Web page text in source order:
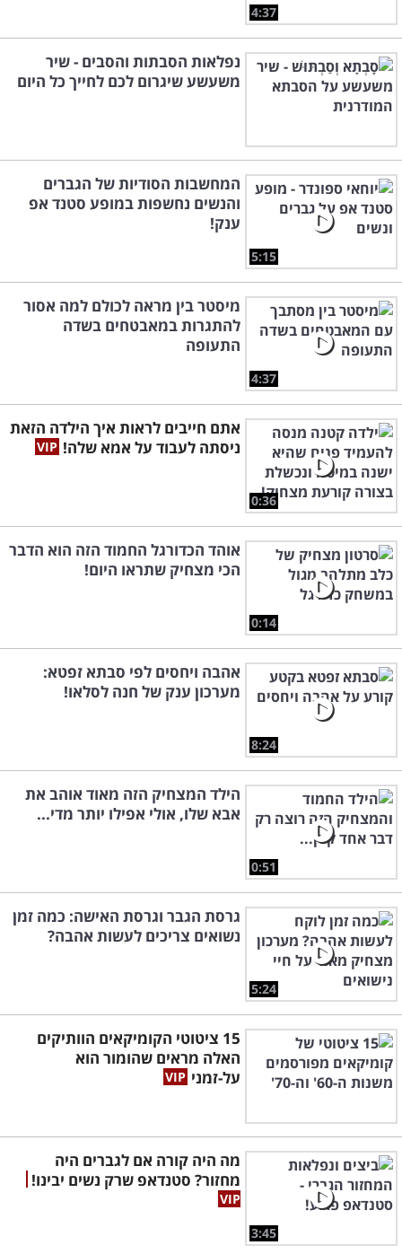
4:37
נפלאות הסבתות והסבים - שיר
משעשע שיגרום לכם לחייך כל היום
5:15
המחשבות הסודיות של הגברים
והנשים נחשפות במופע סטנד אפ
ענק!
4:37
מיסטר בין מראה לכולם למה אסור
להתגרות במאבטחים בשדה
התעופה
0:36
אתם חייבים לראות איך הילדה הזאת
ניסתה לעבוד על אמא שלה!
0:14
אוהד הכדורגל החמוד הזה הוא הדבר
הכי מצחיק שתראו היום!
8:24
אהבה ויחסים לפי סבתא זפטא:
מערכון ענק של חנה לסלאו!
0:51
הילד המצחיק הזה מאוד אוהב את
אבא שלו, אולי אפילו יותר מדי...
5:24
גרסת הגבר וגרסת האישה: כמה זמן
נשואים צריכים לעשות אהבה?
15 ציטוטי הקומיקאים הוותיקים
האלה מראים שהומור הוא
על-זמני
3:45
מה היה קורה אם לגברים היה
מחזור? סטנדאפ שרק נשים יבינו!